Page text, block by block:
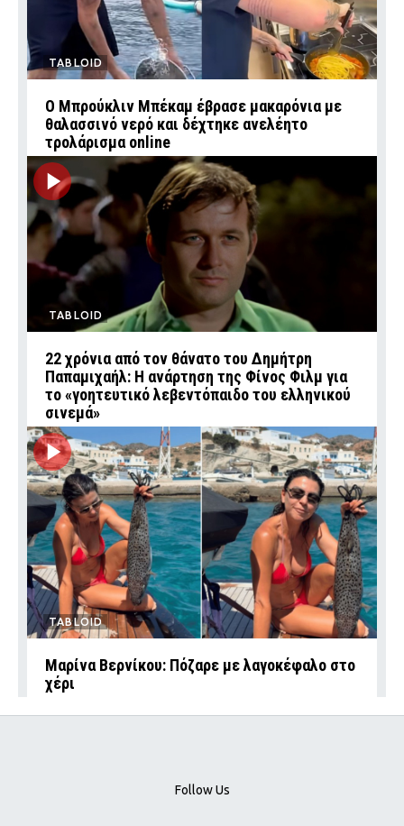
TABLOID
Ο Μπρούκλιν Μπέκαμ έβρασε μακαρόνια με
θαλασσινό νερό και δέχτηκε ανελέητο
τρολάρισμα online
TABLOID
22 χρόνια από τον θάνατο του Δημήτρη
Παπαμιχαήλ: Η ανάρτηση της Φίνος Φιλμ για
το «γοητευτικό λεβεντόπαιδο του ελληνικού
σινεμά»
TABLOID
Μαρίνα Βερνίκου: Πόζαρε με λαγοκέφαλο στο
χέρι
Follow Us